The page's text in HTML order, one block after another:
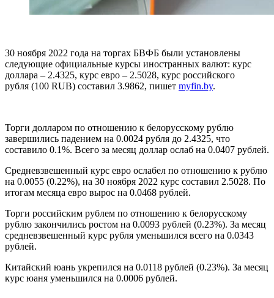
30 ноября 2022 года на торгах БВФБ были установлены
следующие официальные курсы иностранных валют: курс
доллара – 2.4325, курс евро – 2.5028, курс российского
рубля (100 RUB) составил 3.9862, пишет myfin.by.
Торги долларом по отношению к белорусскому рублю
завершились падением на 0.0024 рубля до 2.4325, что
составило 0.1%. Всего за месяц доллар ослаб на 0.0407 рублей.
Средневзвешенный курс евро ослабел по отношению к рублю
на 0.0055 (0.22%), на 30 ноября 2022 курс составил 2.5028. По
итогам месяца евро вырос на 0.0468 рублей.
Торги российским рублем по отношению к белорусскому
рублю закончились ростом на 0.0093 рублей (0.23%). За месяц
средневзвешенный курс рубля уменьшился всего на 0.0343
рублей.
Китайский юань укрепился на 0.0118 рублей (0.23%). За месяц
курс юаня уменьшился на 0.0006 рублей.